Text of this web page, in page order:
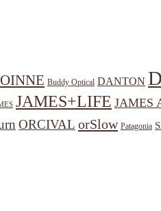
Buddy Optical DANTON
JAMES+LIFE JAMES
ORCIVAL orSlow Patagonia